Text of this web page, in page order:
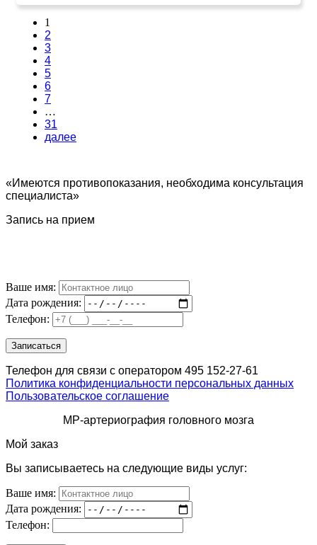
1
2
3
4
5
6
7
…
31
далее
«Имеются противопоказания, необходима консультация
специалиста»
Запись на прием
Ваше имя:
Дата рождения:
Телефон:
Телефон для связи с оператором 495 152-27-61
Политика конфиденциальности персональных данных
Пользовательское соглашение
МР-артериография головного мозга
Мой заказ
Вы записываетесь на следующие виды услуг:
Ваше имя:
Дата рождения:
Телефон: